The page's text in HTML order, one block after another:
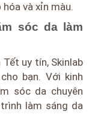
và xỉn màu.
sóc da làm
uy tín, Skinlab
bạn. Với kinh
sóc da chuyên
làm sáng da